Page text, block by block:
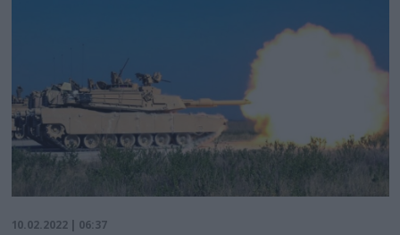
ανοιχτός και εκτός της Oshkosh, που ήδη έχει
10.02.2022 | 06:37